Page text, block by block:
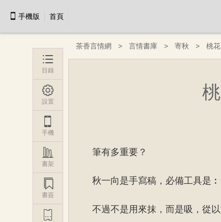
手機版 首頁
茶香言情網 言情書庫 寄秋 桃
筆有多重要？
秋一向是手寫稿，必備工具是
不過不是用來抹，而是吸，從

目錄

設置
手機

書架

書簽
